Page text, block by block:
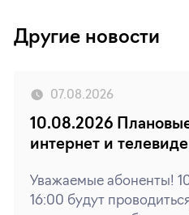
Другие новости
07.08.2026
10.08.2026
интернет и
Уважаемые абоненты!
16:00 будут